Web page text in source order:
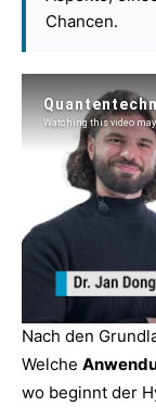
Chancen.
Nach den
Welche
wo beginnt der